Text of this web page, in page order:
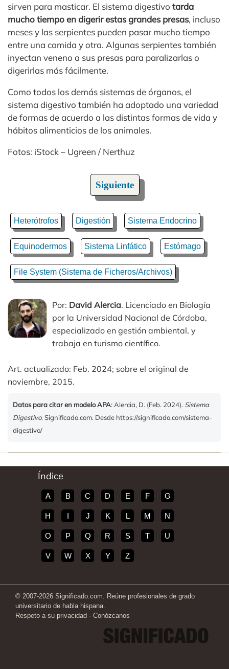
sirven para masticar. El sistema digestivo tarda
mucho tiempo en digerir estas grandes presas, incluso
meses y las serpientes pueden pasar mucho tiempo
entre una comida y otra. Algunas serpientes también
inyectan veneno a sus presas para paralizarlas o
digerirlas más fácilmente.
Como todos los demás sistemas de órganos, el
sistema digestivo también ha adoptado una variedad
de formas de acuerdo a las distintas formas de vida y
hábitos alimenticios de los animales.
Fotos: iStock – Ugreen / Nerthuz
Siguiente
Heterótrofos Digestión Sistema Endocrino
Equinodermos Sistema Linfático Estómago
File System (Sistema de Ficheros/Archivos)
Por: David Alercia. Licenciado en Biología
por la Universidad Nacional de Córdoba,
especializado en gestión ambiental, y
trabaja en turismo científico.
Art. actualizado: Feb. 2024; sobre el original de
noviembre, 2015.
Datos para citar en modelo APA: Alercia, D. (Feb. 2024). Sistema
Digestivo. Significado.com. Desde https://significado.com/sistema-
digestivo/
Índice
A B C D E F G
H I J K L M N
O P Q R S T U
V W X Y Z
© 2007-2026 Significado.com. Reúne profesionales de grado
universitario de habla hispana.
Respeto a su privacidad - Conózcanos